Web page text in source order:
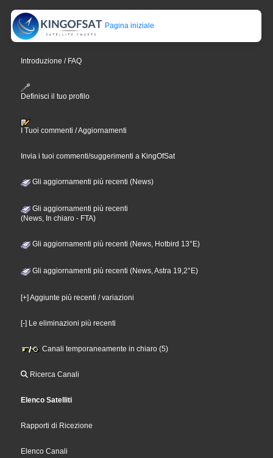
Pagina iniziale
Introduzione / FAQ
Definisci il tuo profilo
I Tuoi commenti / Aggiornamenti
Invia i tuoi commenti/suggerimenti a KingOfSat
Gli aggiornamenti più recenti (News)
Gli aggiornamenti più recenti
(News, In chiaro - FTA)
Gli aggiornamenti più recenti (News, Hotbird 13°E)
Gli aggiornamenti più recenti (News, Astra 19,2°E)
[+] Aggiunte più recenti / variazioni
[-] Le eliminazioni più recenti
Canali temporaneamente in chiaro (5)
Ricerca Canali
Elenco Satelliti
Rapporti di Ricezione
Elenco Canali